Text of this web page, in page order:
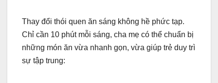
Thay đổi thói quen ăn sáng không hề phức tạp.
Chỉ cần 10 phút mỗi sáng, cha mẹ có thể chuẩn bị
những món ăn vừa nhanh gọn, vừa giúp trẻ duy trì
sự tập trung: